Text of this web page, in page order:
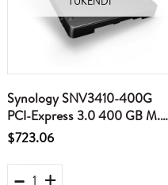
Synology SNV3410-400G
PCI-Express 3.0 400 GB M.2
SSD
$723.06